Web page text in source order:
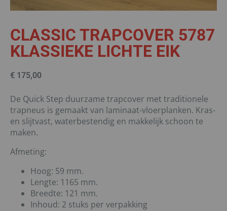
CLASSIC TRAPCOVER 5787
KLASSIEKE LICHTE EIK
€ 175,00
De Quick Step duurzame trapcover met traditionele
trapneus is gemaakt van laminaat-vloerplanken. Kras-
en slijtvast, waterbestendig en makkelijk schoon te
maken.
Afmeting:
Hoog: 59 mm.
Lengte: 1165 mm.
Breedte: 121 mm.
Inhoud: 2 stuks per verpakking